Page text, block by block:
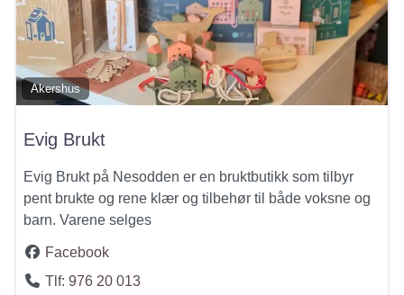
Akershus
Evig Brukt
Evig Brukt på Nesodden er en bruktbutikk som tilbyr
pent brukte og rene klær og tilbehør til både voksne og
barn. Varene selges
Facebook
Tlf: 976 20 013